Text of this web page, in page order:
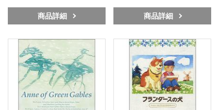
商品詳細 商品詳細